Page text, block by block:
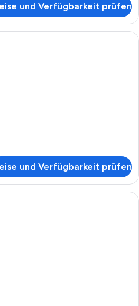
und Verfügbarkeit prüfen
Ein geräumiges Hotelzimmer mit
und Verfügbarkeit prüfen
Ein Hotelzimmer mit einem großen